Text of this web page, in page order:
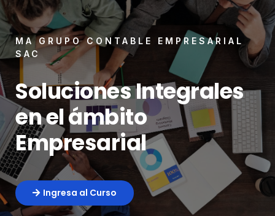
MA GRUPO CONTABLE EMPRESARIAL
SAC
Soluciones Integrales
en el ámbito
Empresarial
Ingresa al Curso